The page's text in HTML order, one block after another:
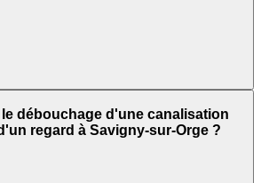
débouchage d'une canalisation
regard à Savigny-sur-Orge ?